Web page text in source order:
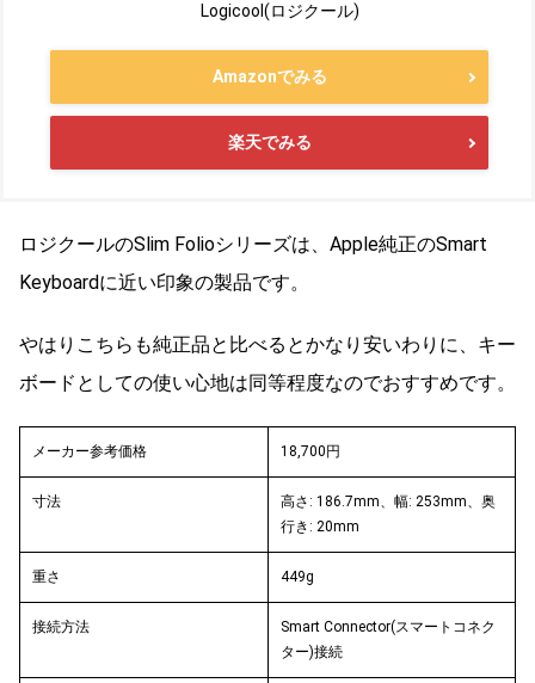
Logicool(ロジクール)
Amazonでみる
楽天でみる
ロジクールのSlim Folioシリーズは、Apple純正のSmart
Keyboardに近い印象の製品です。
やはりこちらも純正品と比べるとかなり安いわりに、キー
ボードとしての使い心地は同等程度なのでおすすめです。
メーカー参考価格 18,700円
寸法
高さ: 186.7mm、幅: 253mm、奥
行き: 20mm
重さ 449g
接続方法
Smart Connector(スマートコネク
ター)接続